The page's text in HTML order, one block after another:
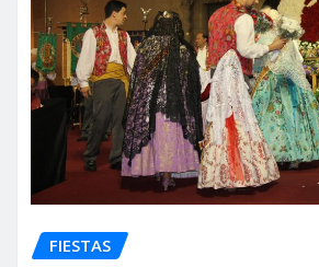
FIESTAS